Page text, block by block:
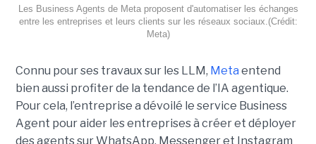
Les Business Agents de Meta proposent d'automatiser les échanges
entre les entreprises et leurs clients sur les réseaux sociaux.(Crédit:
Meta)
Connu pour ses travaux sur les LLM, Meta entend
bien aussi profiter de la tendance de l’IA agentique.
Pour cela, l’entreprise a dévoilé le service Business
Agent pour aider les entreprises à créer et déployer
des agents sur WhatsApp, Messenger et Instagram